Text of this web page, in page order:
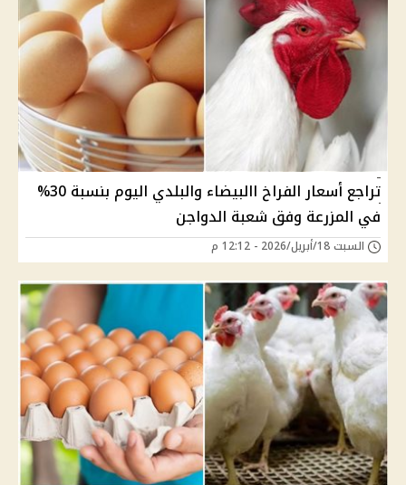
تراجع أسعار الفراخ االبيضاء والبلدي اليوم بنسبة 30%
في المزرعة وفق شعبة الدواجن
السبت 18/أبريل/2026 - 12:12 م